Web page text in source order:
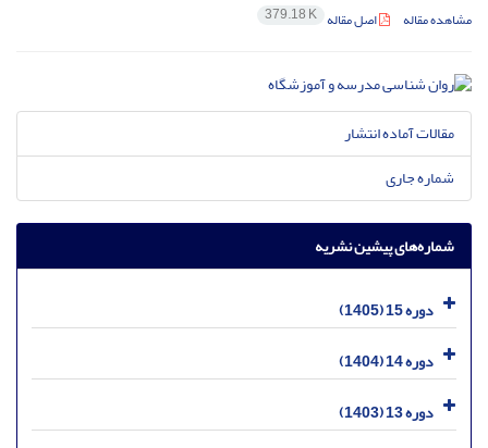
مشاهده مقاله اصل مقاله 379.18 K
مقالات آماده انتشار
شماره جاری
شماره‌های پیشین نشریه
دوره 15 (1405)
دوره 14 (1404)
دوره 13 (1403)